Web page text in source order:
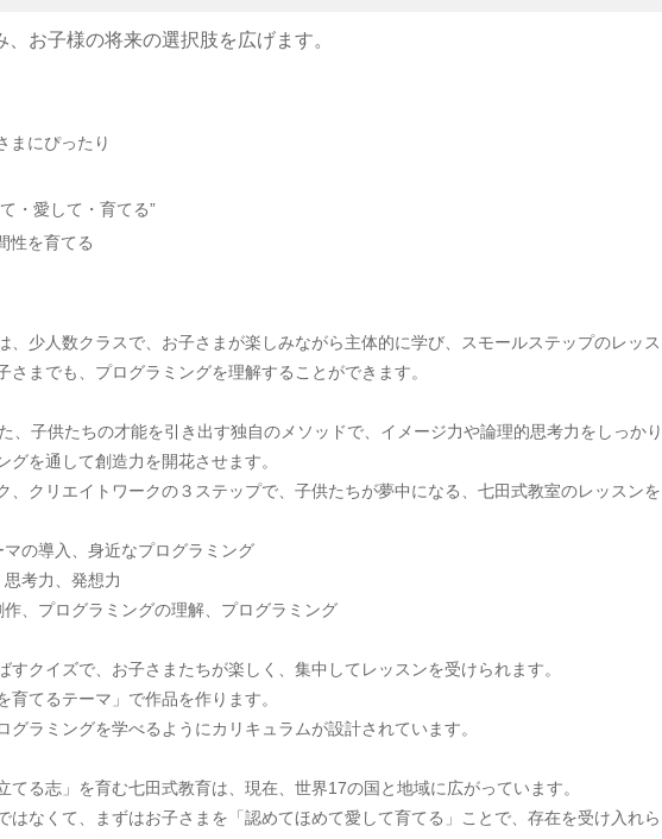
お子様の将来の選択肢を広げます。
まにぴったり
・愛して・育てる”
性を育てる
、少人数クラスで、お子さまが楽しみながら主体的に学び、スモールステップのレッス
さまでも、プログラミングを理解することができます。
、子供たちの才能を引き出す独自のメソッドで、イメージ力や論理的思考力をしっかり
を通して創造力を開花させます。
、クリエイトワークの３ステップで、子供たちが夢中になる、七田式教室のレッスンを
の導入、身近なプログラミング
考力、発想力
、プログラミングの理解、プログラミング
すクイズで、お子さまたちが楽しく、集中してレッスンを受けられます。
てるテーマ」で作品を作ります。
ラミングを学べるようにカリキュラムが設計されています。
てる志」を育む七田式教育は、現在、世界17の国と地域に広がっています。
はなくて、まずはお子さまを「認めてほめて愛して育てる」ことで、存在を受け入れら